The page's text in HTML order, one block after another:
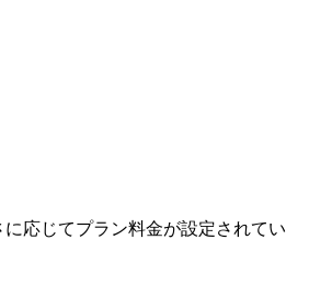
に応じてプラン料金が設定されてい